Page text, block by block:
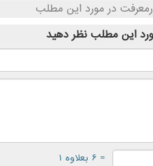
در مورد این مطلب
این مطلب نظر دهید
= ۶ بعلاوه ۱